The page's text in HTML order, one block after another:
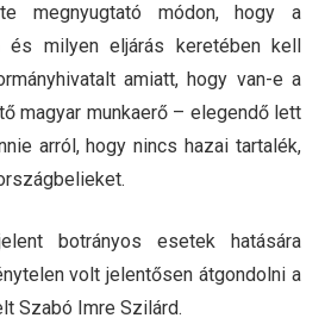
megnyugtató módon, hogy a
és milyen eljárás keretében kell
amiatt, hogy van-e a
magyar munkaerő – elegendő lett
arról, hogy nincs hazai tartalék,
botrányos esetek hatására
volt jelentősen átgondolni a
Szabó Imre Szilárd.